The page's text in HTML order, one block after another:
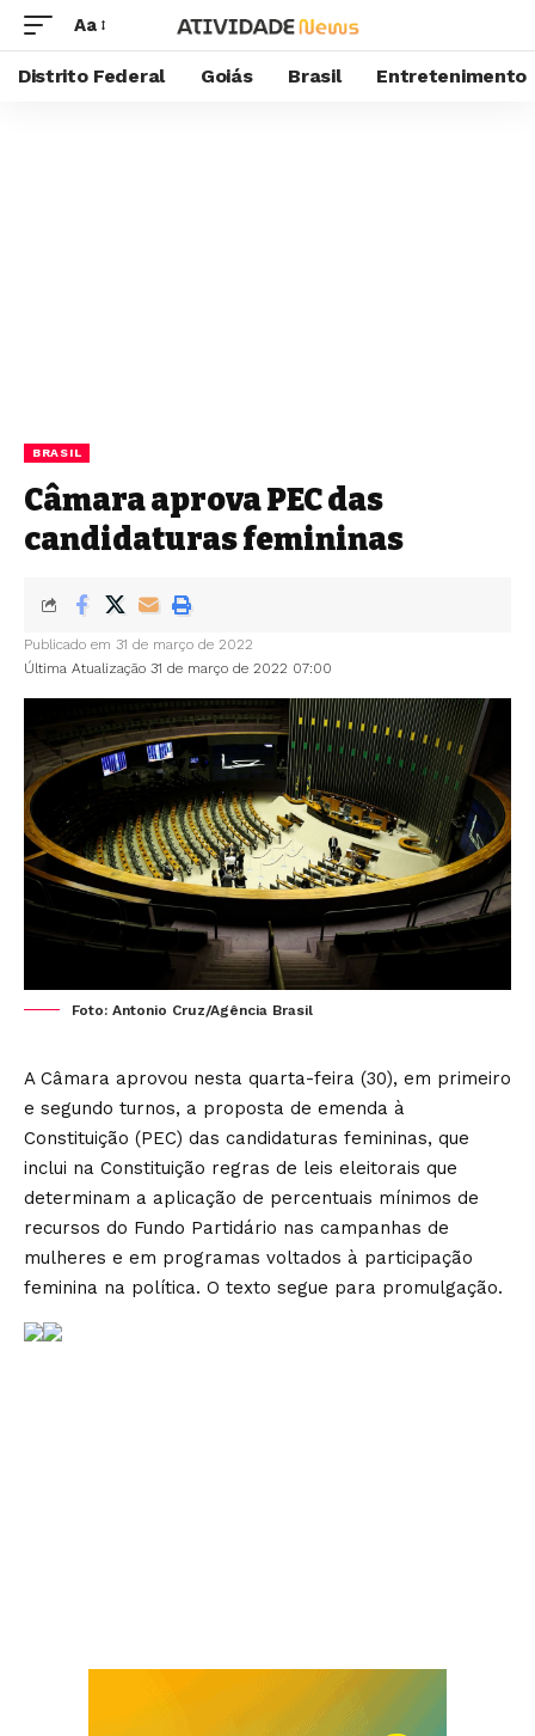
Aa
Distrito Federal Goiás Brasil Entretenimento
BRASIL
Câmara aprova PEC das
candidaturas femininas
Última Atualização 31 de março de 2022 07:00
Publicado em 31 de março de 2022
Foto: Antonio Cruz/Agência Brasil
A Câmara aprovou nesta quarta-feira (30), em primeiro
e segundo turnos, a proposta de emenda à
Constituição (PEC) das candidaturas femininas, que
inclui na Constituição regras de leis eleitorais que
determinam a aplicação de percentuais mínimos de
recursos do Fundo Partidário nas campanhas de
mulheres e em programas voltados à participação
feminina na política. O texto segue para promulgação.